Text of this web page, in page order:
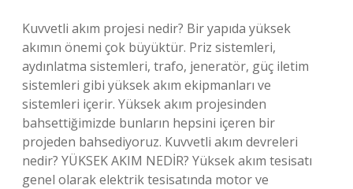
Kuvvetli akım projesi nedir? Bir yapıda yüksek
akımın önemi çok büyüktür. Priz sistemleri,
aydınlatma sistemleri, trafo, jeneratör, güç iletim
sistemleri gibi yüksek akım ekipmanları ve
sistemleri içerir. Yüksek akım projesinden
bahsettiğimizde bunların hepsini içeren bir
projeden bahsediyoruz. Kuvvetli akım devreleri
nedir? YÜKSEK AKIM NEDİR? Yüksek akım tesisatı
genel olarak elektrik tesisatında motor ve